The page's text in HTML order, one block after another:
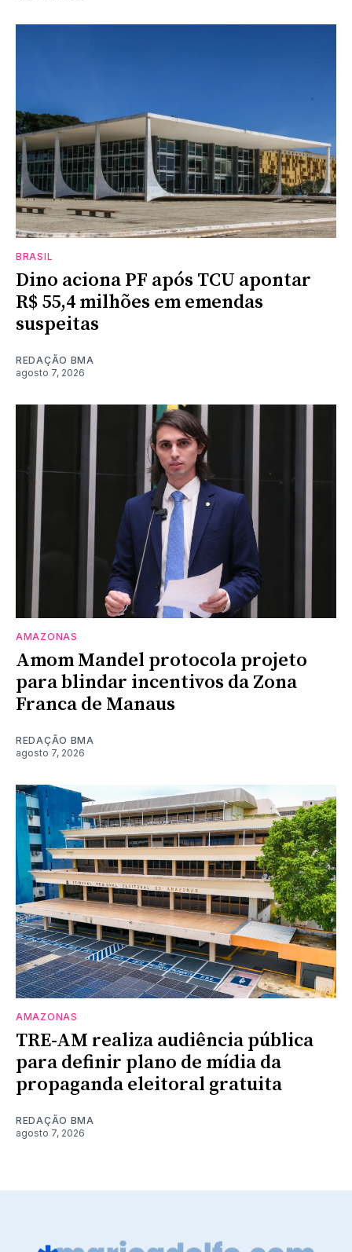
BRASIL
Dino aciona PF após TCU apontar
R$ 55,4 milhões em emendas
suspeitas
REDAÇÃO BMA
agosto 7, 2026
AMAZONAS
Amom Mandel protocola projeto
para blindar incentivos da Zona
Franca de Manaus
REDAÇÃO BMA
agosto 7, 2026
AMAZONAS
TRE-AM realiza audiência pública
para definir plano de mídia da
propaganda eleitoral gratuita
REDAÇÃO BMA
agosto 7, 2026